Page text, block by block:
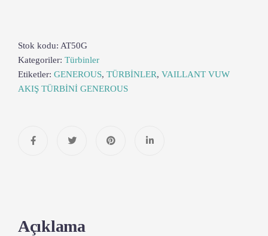
Stok kodu: AT50G
Kategoriler: Türbinler
Etiketler: GENEROUS, TÜRBİNLER, VAILLANT VUW
AKIŞ TÜRBİNİ GENEROUS
Açıklama